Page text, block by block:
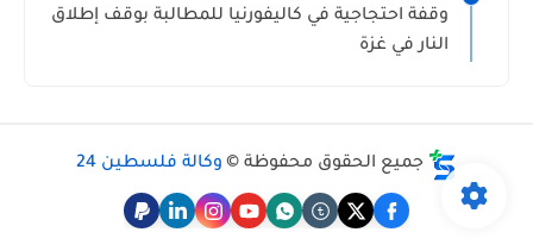
وقفة احتجاجية في كاليفورنيا للمطالبة بوقف إطلاق
النار في غزة
جميع الحقوق محفوظة © وكالة فلسطين 24